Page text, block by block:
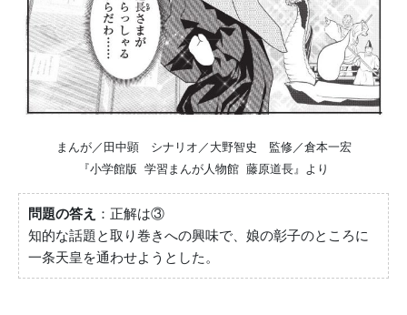
まんが／田中顕 シナリオ／大野智史 監修／倉本一宏
『小学館版 学習まんが人物館 藤原道長』より
問題の答え ：正解は③
知的な話題と取り巻きへの興味で、娘の彰子のところに
一条天皇を通わせようとした。